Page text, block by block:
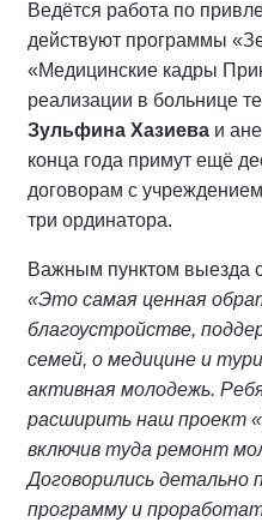
Ведётся работа по
действуют программы
«Медицинские кадры
реализации в больнице
Зульфина Хазиева и
конца года примут ещё
договорам с
три ординатора.
Важным пунктом выезда
«Это самая ценная
благоустройстве,
семей, о медицине и
активная молодежь.
расширить наш проект
включив туда ремонт
Договорились детально
программу и